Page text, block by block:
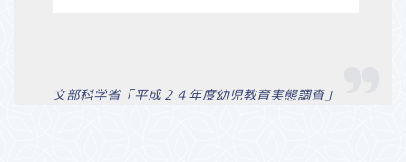
文部科学省「平成２４年度幼児教育実態調査」